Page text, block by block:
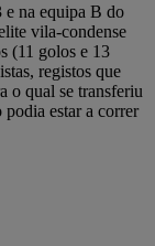
e na equipa B do
vila-condense
(11 golos e 13
registos que
o qual se transferiu
podia estar a correr